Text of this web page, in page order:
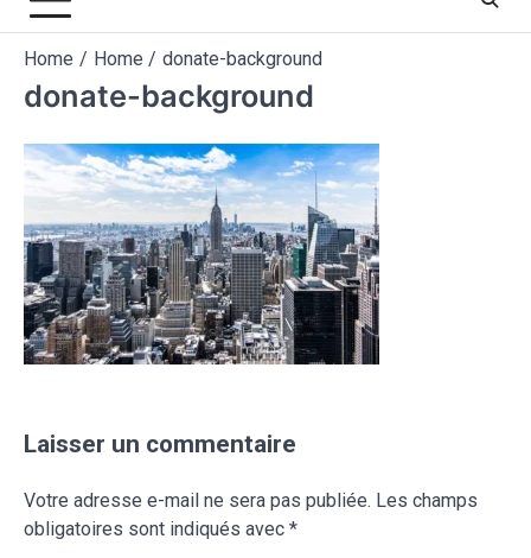
Home Home donate-background
donate-background
Laisser un commentaire
Votre adresse e-mail ne sera pas publiée. Les champs
obligatoires sont indiqués avec *